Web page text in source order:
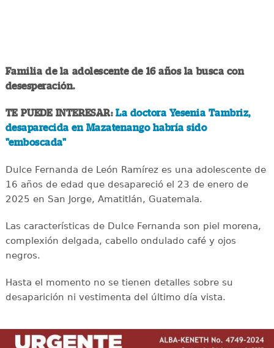
Familia de la adolescente de 16 años la busca con
desesperación.
TE PUEDE INTERESAR:La doctora Yesenia Tambriz,
desaparecida en Mazatenango habría sido
"emboscada"
Dulce Fernanda de León Ramírez es una adolescente de
16 años de edad que desapareció el 23 de enero de
2025 en San Jorge, Amatitlán, Guatemala.
Las características de Dulce Fernanda son piel morena,
complexión delgada, cabello ondulado café y ojos
negros.
Hasta el momento no se tienen detalles sobre su
desaparición ni vestimenta del último día vista.